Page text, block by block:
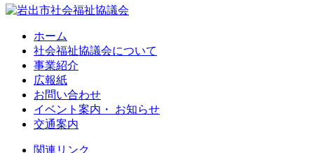
ホーム
社会福祉協議会について
事業紹介
広報紙
お問い合わせ
イベント案内・ お知らせ
交通案内
関連リンク